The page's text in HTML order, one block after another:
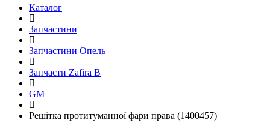
Каталог
Запчастини
Запчастини Опель
Запчасти Zafira B
GM
Решітка протитуманної фари права (1400457)